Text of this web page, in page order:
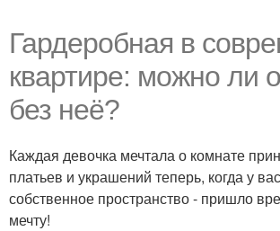
Гардеробная в
квартире: можно ли
без неё?
Каждая девочка мечтала о комнате
платьев и украшений теперь, когда у
собственное пространство - пришло
мечту!